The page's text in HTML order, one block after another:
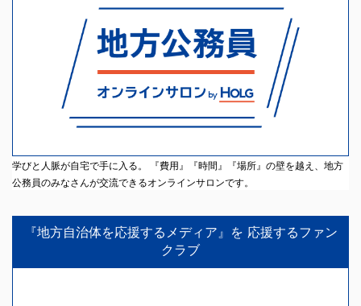
学びと人脈が自宅で手に入る。 『費用』『時間』『場所』の壁を越え、地方
公務員のみなさんが交流できるオンラインサロンです。
『地方自治体を応援するメディア』を 応援するファン
クラブ